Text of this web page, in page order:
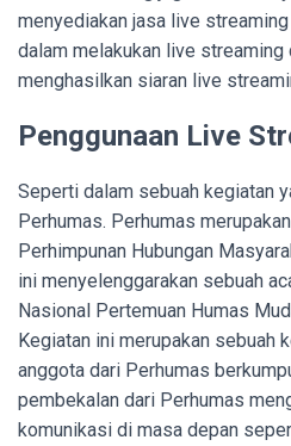
menyediakan jasa live
dalam melakukan live streaming
menghasilkan siaran live
Penggunaan Live
Seperti dalam sebuah kegiatan
Perhumas. Perhumas
Perhimpunan Hubungan
ini menyelenggarakan sebuah
Nasional Pertemuan Humas
Kegiatan ini merupakan sebuah
anggota dari Perhumas
pembekalan dari Perhumas
komunikasi di masa depan